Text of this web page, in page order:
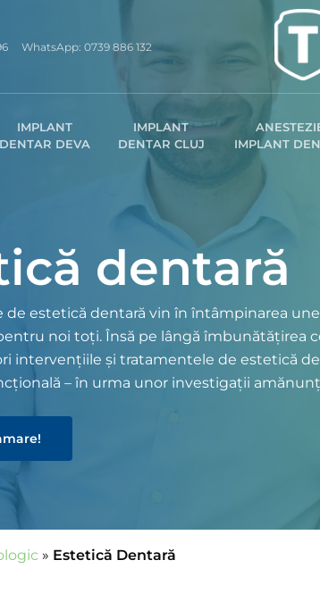
WhatsApp: 0739 886 132
IMPLANT
DENTAR DEVA
IMPLANT
DENTAR CLUJ
IMPLANT
dentară
de estetică dentară vin în întâmpinarea
noi toți. Însă pe lângă îmbunătățirea
intervențiile și tratamentele de estetică
– în urma unor investigații
» Estetică Dentară